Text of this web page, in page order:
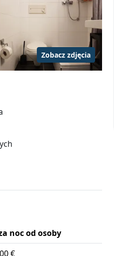
Zobacz zdjęcia
noc od osoby
€